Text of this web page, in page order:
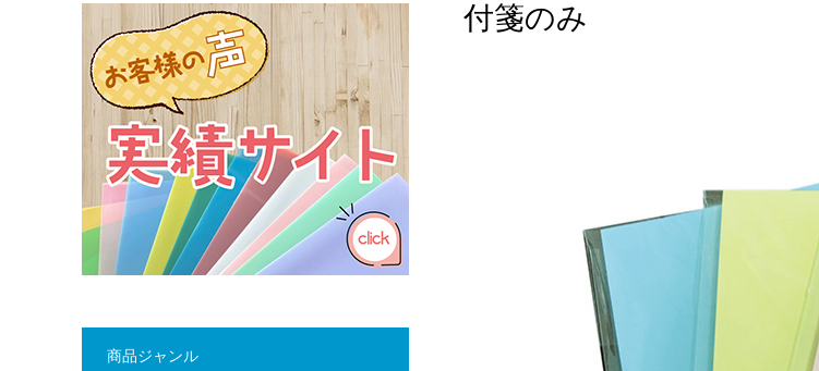
付箋のみ
商品ジャンル